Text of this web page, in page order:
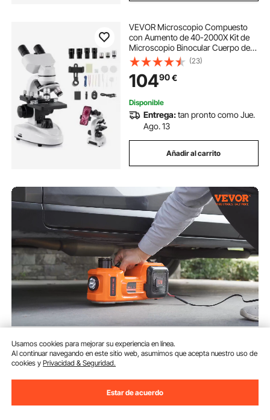
VEVOR Microscopio Compuesto
con Aumento de 40-2000X Kit de
Microscopio Binocular Cuerpo de
Aleación de Aluminio, Luz LED,
Soporte para Teléfono, para
Estudiantes, Laboratorios,
Escuelas, Hogar
(23)
10490€
Disponible
Entrega:tan pronto como Jue.
Ago. 13
Añadir al carrito
Eléctrico de 5T 12V Elevador
Automático de Coche 155-450
Impacto Luz LED Inflador de
Neumáticos para Carretera SUV
10090
Usamos cookies para mejorar su experiencia en línea.
Al continuar navegando en este sitio web, asumimos que acepta nuestro uso de
cookies yPrivacidad & Seguridad.
Estar de acuerdo